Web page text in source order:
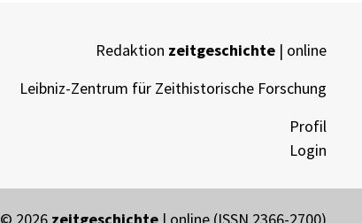
Redaktion zeitgeschichte | online
Leibniz-Zentrum für Zeithistorische Forschung
Profil
Login